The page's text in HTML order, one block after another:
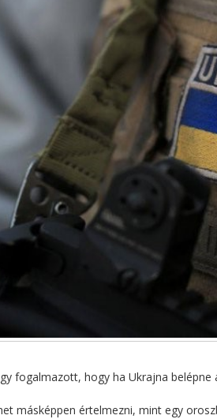
fogalmazott, hogy ha Ukrajna
másképpen értelmezni, mint egy